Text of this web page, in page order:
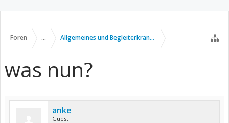
Foren ... Allgemeines und Begleiterkrankungen
was nun?
anke
Guest